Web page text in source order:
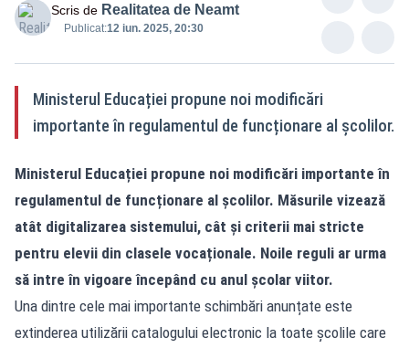
Scris de Realitatea de Neamt
Publicat:12 iun. 2025, 20:30
Ministerul Educației propune noi modificări
importante în regulamentul de funcționare al școlilor.
Ministerul Educației propune noi modificări importante în
regulamentul de funcționare al școlilor. Măsurile vizează
atât digitalizarea sistemului, cât și criterii mai stricte
pentru elevii din clasele vocaționale. Noile reguli ar urma
să intre în vigoare începând cu anul școlar viitor.
Una dintre cele mai importante schimbări anunțate este
extinderea utilizării catalogului electronic la toate școlile care